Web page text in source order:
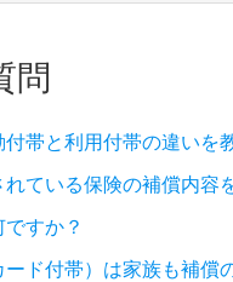
問
帯と利用付帯の違いを
ている保険の補償内容
すか？
ド付帯）は家族も補償